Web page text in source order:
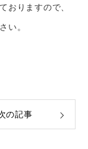
おりますので、
い。
の記事